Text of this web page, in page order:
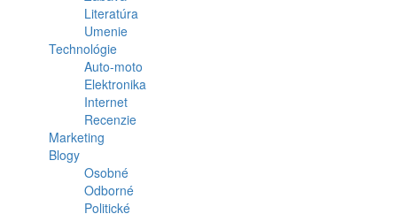
Literatúra
Umenie
Technológie
Auto-moto
Elektronika
Internet
Recenzie
Marketing
Blogy
Osobné
Odborné
Politické